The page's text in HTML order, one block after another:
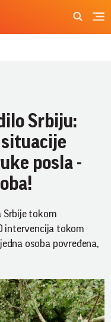
Srbiju:
situacije
posla -
Srbije tokom
intervencija tokom
osoba povređena,